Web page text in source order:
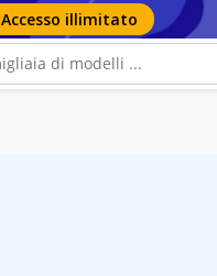
Accesso illimitato